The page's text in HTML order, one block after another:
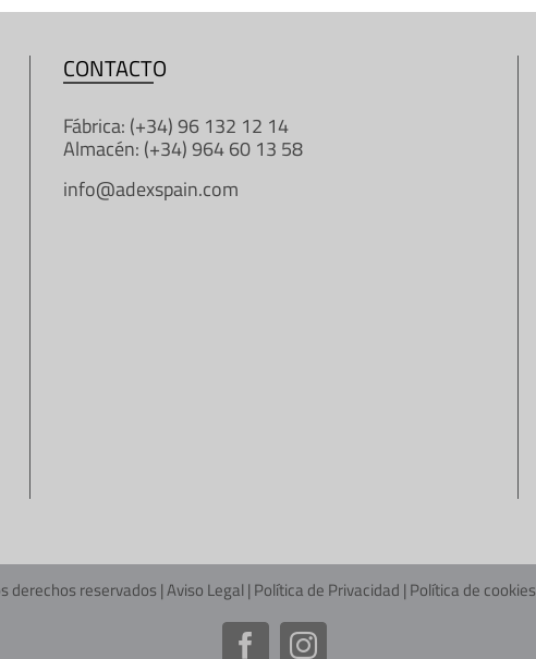
CONTACTO
Fábrica: (+34) 96 132 12 14
Almacén: (+34) 964 60 13 58
info@adexspain.com
derechos reservados |Aviso Legal|Política de Privacidad |Política de cookies
FacebookInstagram